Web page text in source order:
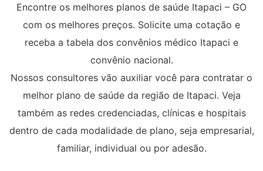
Encontre os melhores planos de saúde Itapaci – GO
com os melhores preços. Solicite uma cotação e
receba a tabela dos convênios médico Itapaci e
convênio nacional.
Nossos consultores vão auxiliar você para contratar o
melhor plano de saúde da região de Itapaci. Veja
também as redes credenciadas, clínicas e hospitais
dentro de cada modalidade de plano, seja empresarial,
familiar, individual ou por adesão.